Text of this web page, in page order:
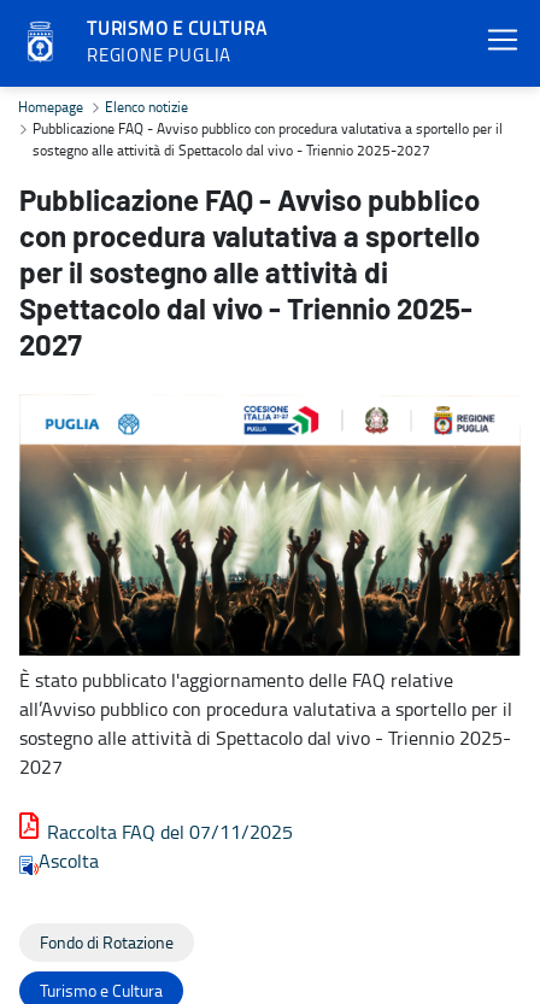
TURISMO E CULTURA
REGIONE PUGLIA
Pubblicazione FAQ - Avviso pubblico con procedura valutativa
Homepage
Elenco notizie
Pubblicazione FAQ - Avviso pubblico con procedura valutativa a sportello per il
sostegno alle attività di Spettacolo dal vivo - Triennio 2025-2027
Pubblicazione FAQ - Avviso pubblico
con procedura valutativa a sportello
per il sostegno alle attività di
Spettacolo dal vivo - Triennio 2025-
2027
È stato pubblicato l'aggiornamento delle FAQ relative
all’Avviso pubblico con procedura valutativa a sportello per il
sostegno alle attività di Spettacolo dal vivo - Triennio 2025-
2027
Raccolta FAQ del 07/11/2025
Ascolta
Fondo di Rotazione
Turismo e Cultura